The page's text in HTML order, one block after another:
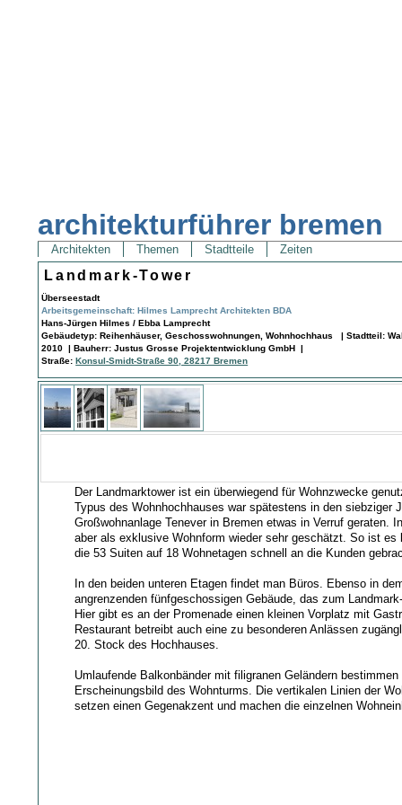
architekturführer bremen
Architekten Themen Stadtteile Zeiten
Landmark-Tower
Überseestadt
Arbeitsgemeinschaft: Hilmes Lamprecht Architekten BDA
Hans-Jürgen Hilmes / Ebba Lamprecht
Gebäudetyp: Reihenhäuser, Geschosswohnungen, Wohnhochhaus | Stadtteil:
2010 | Bauherr: Justus Grosse Projektentwicklung GmbH |
Straße:Konsul-Smidt-Straße 90, 28217 Bremen
Der Landmarktower ist ein überwiegend für Wohnzwecke
Typus des Wohnhochhauses war spätestens in den siebziger
Großwohnanlage Tenever in Bremen etwas in Verruf geraten.
aber als exklusive Wohnform wieder sehr geschätzt. So ist es
die 53 Suiten auf 18 Wohnetagen schnell an die Kunden
In den beiden unteren Etagen findet man Büros. Ebenso in
angrenzenden fünfgeschossigen Gebäude, das zum
Hier gibt es an der Promenade einen kleinen Vorplatz mit
Restaurant betreibt auch eine zu besonderen Anlässen
20. Stock des Hochhauses.
Umlaufende Balkonbänder mit filigranen Geländern
Erscheinungsbild des Wohnturms. Die vertikalen Linien der
setzen einen Gegenakzent und machen die einzelnen